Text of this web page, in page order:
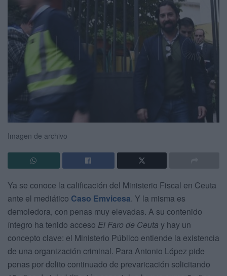
Imagen de archivo
Ya se conoce la calificación del Ministerio Fiscal en Ceuta
ante el mediático Caso Emvicesa. Y la misma es
demoledora, con penas muy elevadas. A su contenido
íntegro ha tenido acceso El Faro de Ceuta y hay un
concepto clave: el Ministerio Público entiende la existencia
de una organización criminal. Para Antonio López pide
penas por delito continuado de prevaricación solicitando